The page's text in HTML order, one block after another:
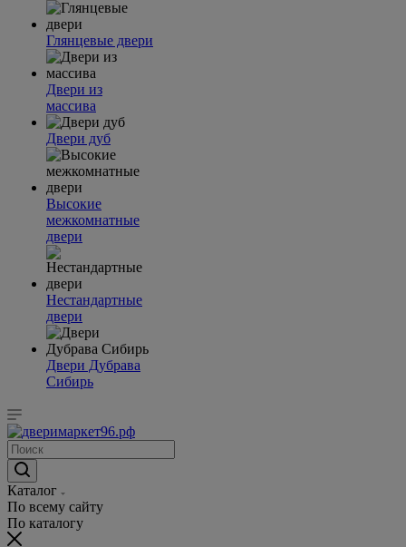
Глянцевые двери
Двери из
массива
Двери дуб
Высокие
межкомнатные
двери
Нестандартные
двери
Двери Дубрава
Сибирь
Каталог
По всему сайту
По каталогу